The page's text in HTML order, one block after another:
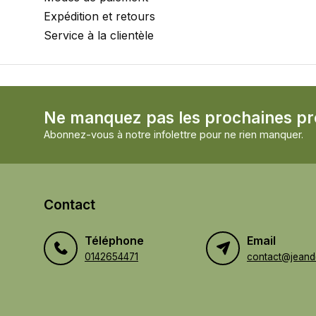
Expédition et retours
Service à la clientèle
Ne manquez pas les prochaines
Abonnez-vous à notre infolettre pour ne rien manquer.
Contact
Téléphone
0142654471
Email